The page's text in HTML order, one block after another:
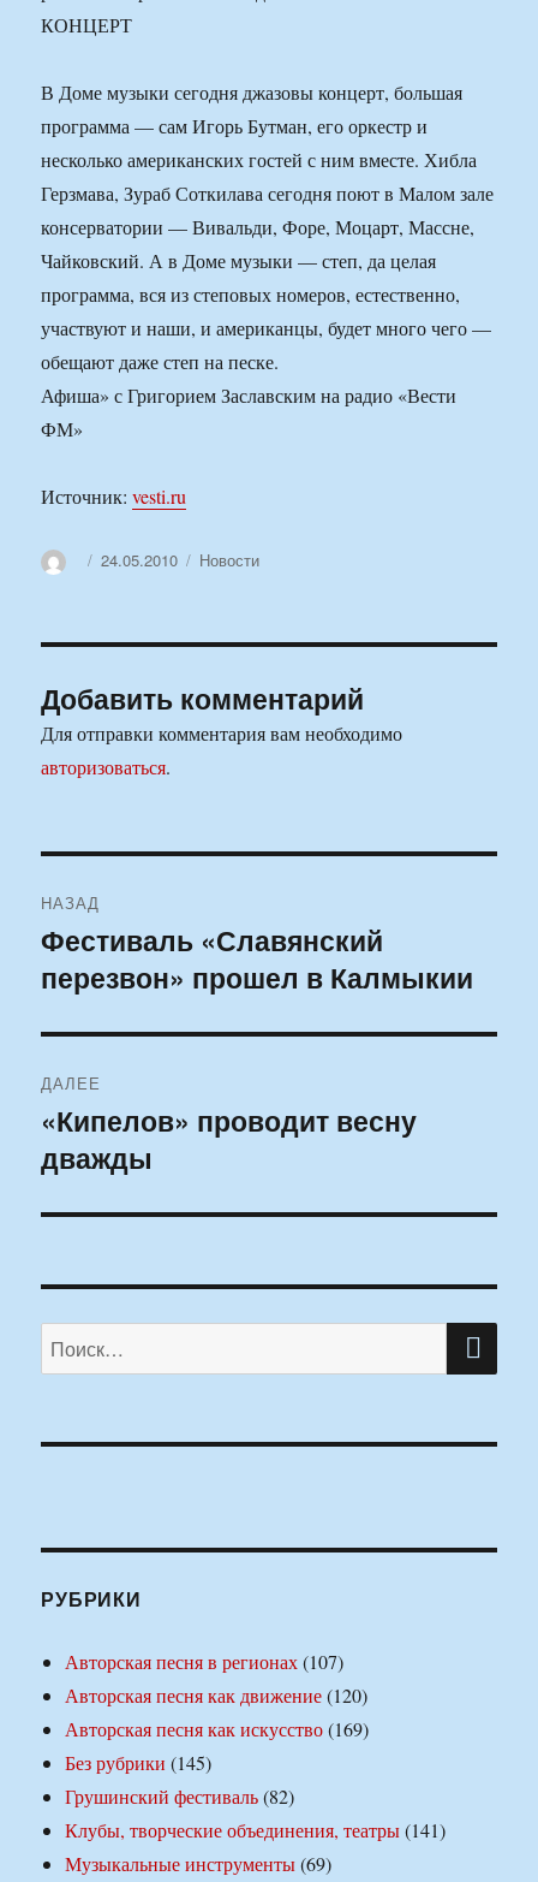
КОНЦЕРТ
В Доме музыки сегодня джазовы концерт, большая
программа — сам Игорь Бутман, его оркестр и
несколько американских гостей с ним вместе. Хибла
Герзмава, Зураб Соткилава сегодня поют в Малом зале
консерватории — Вивальди, Форе, Моцарт, Массне,
Чайковский. А в Доме музыки — степ, да целая
программа, вся из степовых номеров, естественно,
участвуют и наши, и американцы, будет много чего —
обещают даже степ на песке.
Афиша» с Григорием Заславским на радио «Вести
ФМ»
Источник:vesti.ru
АвторОпубликовано
24.05.2010 Рубрики
Новости
Добавить комментарий
Для отправки комментария вам необходимо
авторизоваться.
по
записям
НАЗАД
Предыдущая
запись:
Фестиваль «Славянский
перезвон» прошел в Калмыкии
ДАЛЕЕ
Следующая
запись:
«Кипелов» проводит весну
дважды
Искать:
РУБРИКИ
Авторская песня в регионах(107)
Авторская песня как движение(120)
Авторская песня как искусство(169)
Без рубрики (145)
Грушинский фестиваль(82)
Клубы, творческие объединения, театры(141)
Музыкальные инструменты(69)